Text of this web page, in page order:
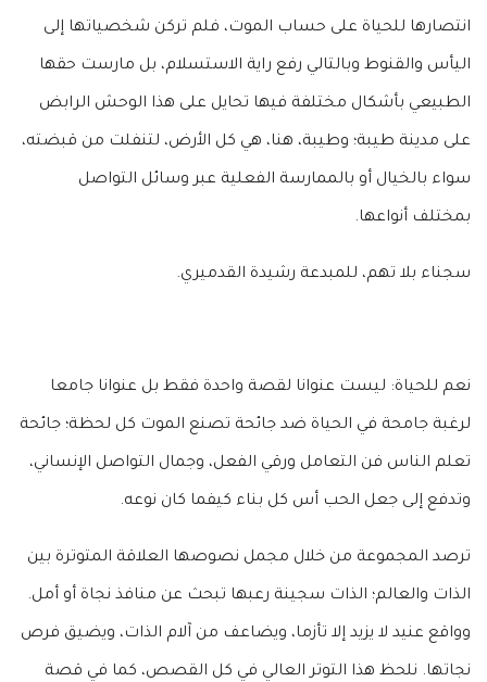
انتصارها للحياة على حساب الموت، فلم تركن شخصياتها إلى
اليأس والقنوط وبالتالي رفع راية الاستسلام، بل مارست حقها
الطبيعي بأشكال مختلفة فيها تحايل على هذا الوحش الرابض
على مدينة طيبة؛ وطيبة، هنا، هي كل الأرض، لتنفلت من قبضته،
سواء بالخيال أو بالممارسة الفعلية عبر وسائل التواصل
بمختلف أنواعها.
سجناء بلا تهم، للمبدعة رشيدة القدميري.
نعم للحياة: ليست عنوانا لقصة واحدة فقط بل عنوانا جامعا
لرغبة جامحة في الحياة ضد جائحة تصنع الموت كل لحظة؛ جائحة
تعلم الناس فن التعامل ورقي الفعل، وجمال التواصل الإنساني،
وتدفع إلى جعل الحب أس كل بناء كيفما كان نوعه.
ترصد المجموعة من خلال مجمل نصوصها العلاقة المتوترة بين
الذات والعالم؛ الذات سجينة رعبها تبحث عن منافذ نجاة أو أمل.
وواقع عنيد لا يزيد إلا تأزما، ويضاعف من آلام الذات، ويضيق فرص
نجاتها. نلحظ هذا التوتر العالي في كل القصص، كما في قصة